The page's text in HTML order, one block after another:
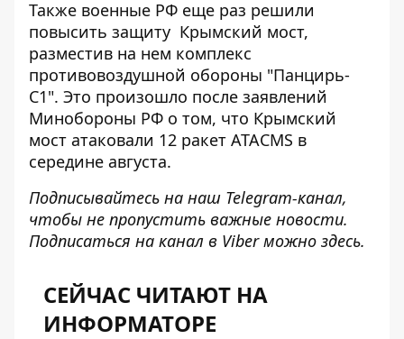
Также военные РФ еще раз решили
повысить защиту Крымский мост,
разместив на нем комплекс
противовоздушной обороны "Панцирь-
С1". Это произошло после заявлений
Минобороны РФ о том, что Крымский
мост атаковали 12 ракет ATACMS в
середине августа.
Подписывайтесь на наш Telegram-канал,
чтобы не пропустить важные новости.
Подписаться на канал в Viber можно здесь.
СЕЙЧАС ЧИТАЮТ НА
ИНФОРМАТОРЕ